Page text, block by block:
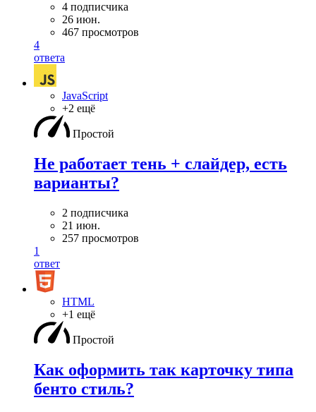
4 подписчика
26 июн.
467 просмотров
4
ответа
JavaScript
+2 ещё
Простой
Не работает тень + слайдер, есть
варианты?
2 подписчика
21 июн.
257 просмотров
1
ответ
HTML
+1 ещё
Простой
Как оформить так карточку типа
бенто стиль?